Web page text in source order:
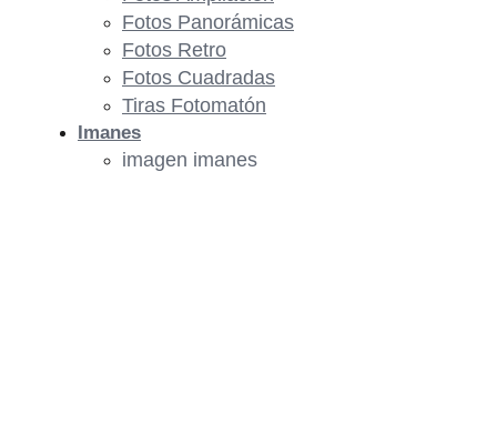
Fotos Panorámicas
Fotos Retro
Fotos Cuadradas
Tiras Fotomatón
Imanes
imagen imanes